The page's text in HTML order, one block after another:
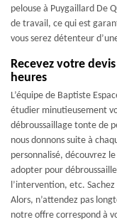
pelouse à Puygaillard De
de travail, ce qui est
vous serez détenteur
Recevez votre
heures
L’équipe de Baptiste
étudier minutieusement
débroussaillage tonte de
nous donnons suite à
personnalisé, découvrez
adopter pour
l’intervention, etc.
Alors, n’attendez pas
notre offre correspond à